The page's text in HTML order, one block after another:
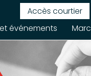
Accès courtier
événements